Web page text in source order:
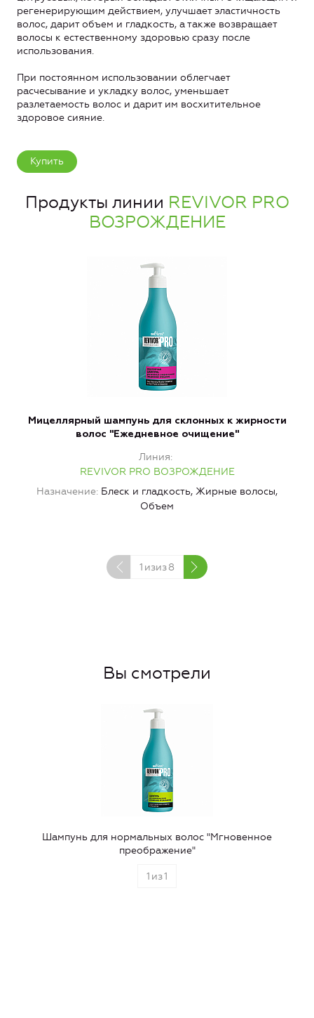
регенерирующим действием, улучшает эластичность
волос, дарит объем и гладкость, а также возвращает
волосы к естественному здоровью сразу после
использования.
При постоянном использовании облегчает
расчесывание и укладку волос, уменьшает
разлетаемость волос и дарит им восхитительное
здоровое сияние.
Купить
Продукты линии REVIVOR PRO
ВОЗРОЖДЕНИЕ
Мицеллярный шампунь для склонных к жирности
волос "Ежедневное очищение"
Линия
REVIVOR PRO ВОЗРОЖДЕНИЕ
Назначение Блеск и гладкость, Жирные волосы,
Объем
1 изиз8
Вы смотрели
Шампунь для нормальных волос "Мгновенное
преображение"
1 из1